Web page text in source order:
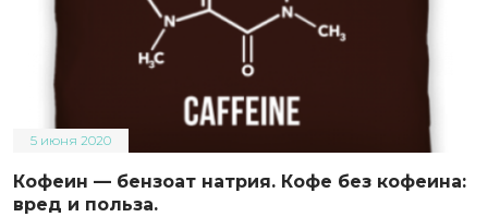
5 июня 2020
Кофеин — бензоат натрия. Кофе без кофеина:
вред и польза.